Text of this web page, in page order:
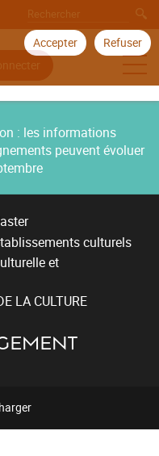
Accepter Refuser
: les informations
peuvent évoluer
culturels
et
LA CULTURE